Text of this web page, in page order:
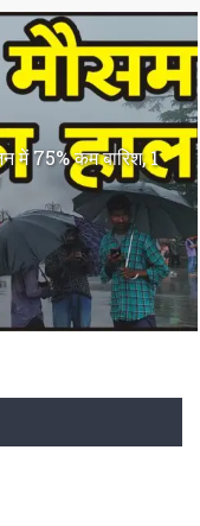
75% कम बारिश, 1